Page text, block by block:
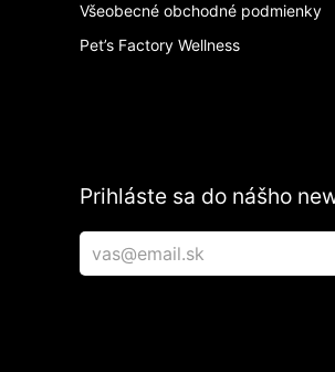
Všeobecné obchodné podmienky
Pet’s Factory Wellness
Prihláste sa do nášho